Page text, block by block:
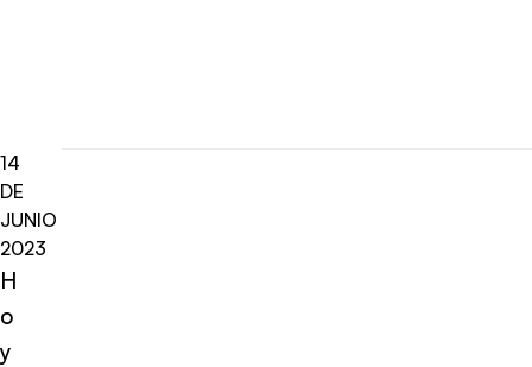
14
DE
JUNIO
2023
H
o
y